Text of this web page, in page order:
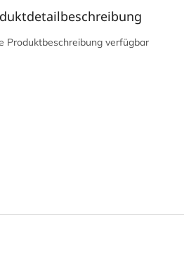
Produktbeschreibung verfügbar